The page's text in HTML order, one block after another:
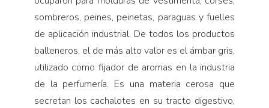
sombreros, peines, peinetas, paraguas y fuelles
de aplicación industrial. De todos los productos
balleneros, el de más alto valor es el ámbar gris,
utilizado como fijador de aromas en la industria
de la perfumería. Es una materia cerosa que
secretan los cachalotes en su tracto digestivo,